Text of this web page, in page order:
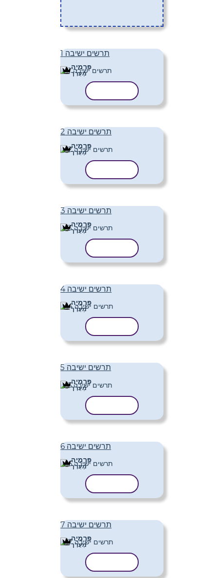
תרשים ישיבה 1
פּרֶמיָה
מַעֲרָך
תרשים ישיבה 2
פּרֶמיָה
מַעֲרָך
תרשים ישיבה 3
פּרֶמיָה
מַעֲרָך
תרשים ישיבה 4
פּרֶמיָה
מַעֲרָך
תרשים ישיבה 5
פּרֶמיָה
מַעֲרָך
תרשים ישיבה 6
פּרֶמיָה
מַעֲרָך
תרשים ישיבה 7
פּרֶמיָה
מַעֲרָך